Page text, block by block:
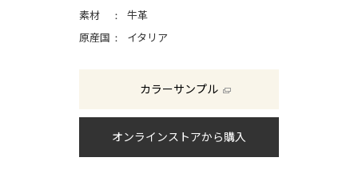
素材
牛革
原産国
イタリア
カラーサンプル
オンラインストアから購入